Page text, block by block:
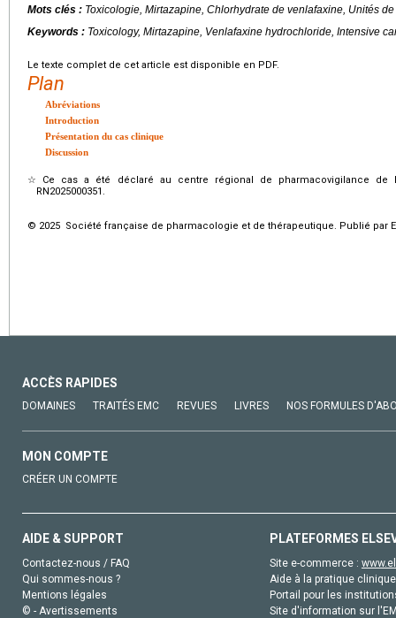
Mots clés : Toxicologie, Mirtazapine, Chlorhydrate de venlafaxine, Unités
Keywords : Toxicology, Mirtazapine, Venlafaxine hydrochloride, Intensive
Le texte complet de cet article est disponible en PDF.
Plan
Abréviations
Introduction
Présentation du cas clinique
Discussion
☆
Ce cas a été déclaré au centre régional de pharmacovigilance
RN2025000351.
© 2025 Société française de pharmacologie et de thérapeutique. Publié par
ACCÈS RAPIDES
DOMAINES TRAITÉS EMC REVUES LIVRES NOS FORMULES
MON COMPTE
CRÉER UN COMPTE
AIDE & SUPPORT
Contactez-nous / FAQ
Qui sommes-nous ?
Mentions légales
© - Avertissements
PLATEFORMES
Site e-commerce :
Aide à la pratique
Portail pour les
Site d'information sur